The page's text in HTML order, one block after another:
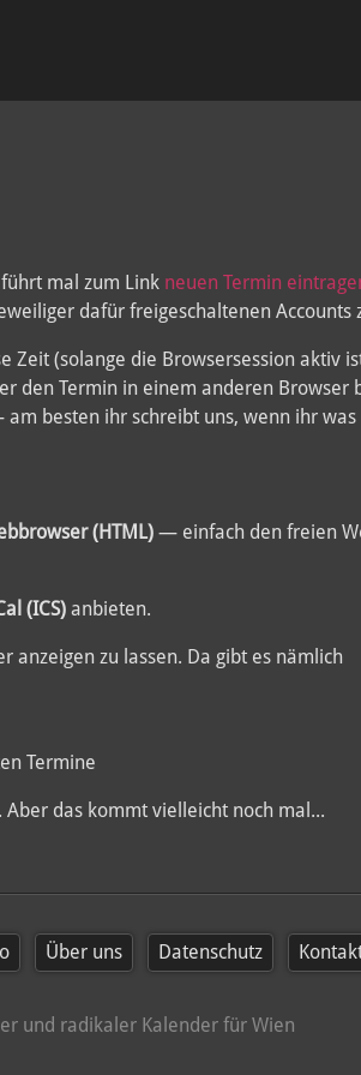
mal zum Link neuen Termin
dafür freigeschaltenen Accounts
(solange die Browsersession aktiv
den Termin in einem anderen Browser
besten ihr schreibt uns, wenn ihr
(HTML) — einfach den freien
(ICS) anbieten.
anzeigen zu lassen. Da gibt es nämlich
Termine
das kommt vielleicht noch mal...
Über uns Datenschutz
und radikaler Kalender für Wien